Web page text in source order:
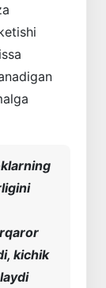
kichik